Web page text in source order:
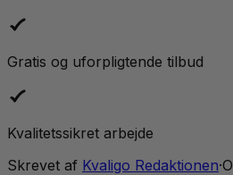
Gratis og uforpligtende tilbud
Kvalitetssikret arbejde
Skrevet af Kvaligo Redaktionen·